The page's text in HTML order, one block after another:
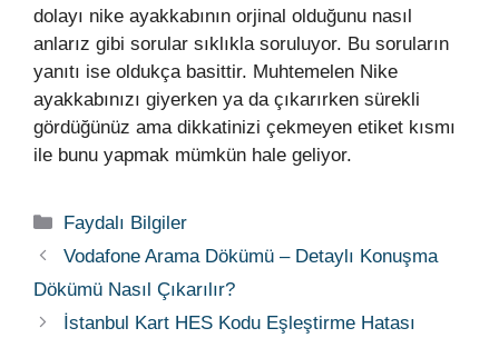
dolayı nike ayakkabının orjinal olduğunu nasıl
anlarız gibi sorular sıklıkla soruluyor. Bu soruların
yanıtı ise oldukça basittir. Muhtemelen Nike
ayakkabınızı giyerken ya da çıkarırken sürekli
gördüğünüz ama dikkatinizi çekmeyen etiket kısmı
ile bunu yapmak mümkün hale geliyor.
Kategoriler
Faydalı Bilgiler
Vodafone Arama Dökümü – Detaylı Konuşma
Dökümü Nasıl Çıkarılır?
İstanbul Kart HES Kodu Eşleştirme Hatası